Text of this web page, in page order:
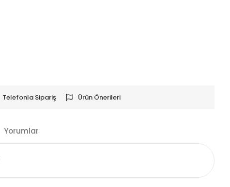
Telefonla Sipariş Ürün Önerileri
Yorumlar